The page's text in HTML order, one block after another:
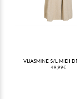
VIJASMINE S/L MIDI
49,99€